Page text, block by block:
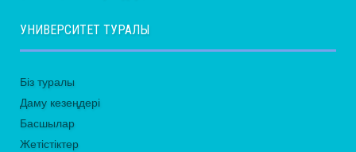
УНИВЕРСИТЕТ ТУРАЛЫ
Біз туралы
Даму кезеңдері
Басшылар
Жетістіктер